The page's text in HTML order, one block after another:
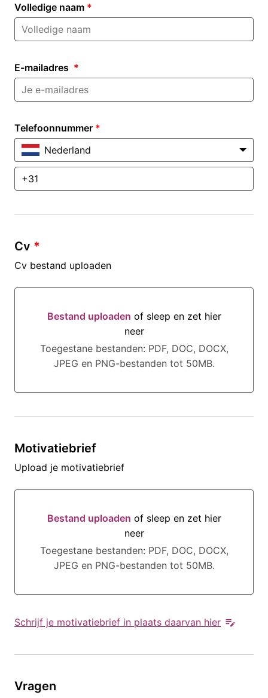
Volledige naam *
E-mailadres *
Telefoonnummer *
Nederland
Cv *
Cv bestand uploaden
Bestand uploaden of sleep en zet hier
neer
Bestand uploaden of sleep en zet hier neer
Toegestane bestanden: PDF, DOC, DOCX,
JPEG en PNG-bestanden tot 50MB.
Motivatiebrief
Upload je motivatiebrief
Bestand uploaden of sleep en zet hier
neer
Bestand uploaden of sleep en zet hier neer
Toegestane bestanden: PDF, DOC, DOCX,
JPEG en PNG-bestanden tot 50MB.
Schrijf je motivatiebrief in plaats daarvan hier
Vragen